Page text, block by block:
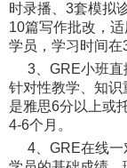
时录播、3套模拟
10篇写作批改，
学员，学习时间在
3、GRE小班直
针对性教学、知
是雅思6分以上或
4-6个月。
4、GRE在线